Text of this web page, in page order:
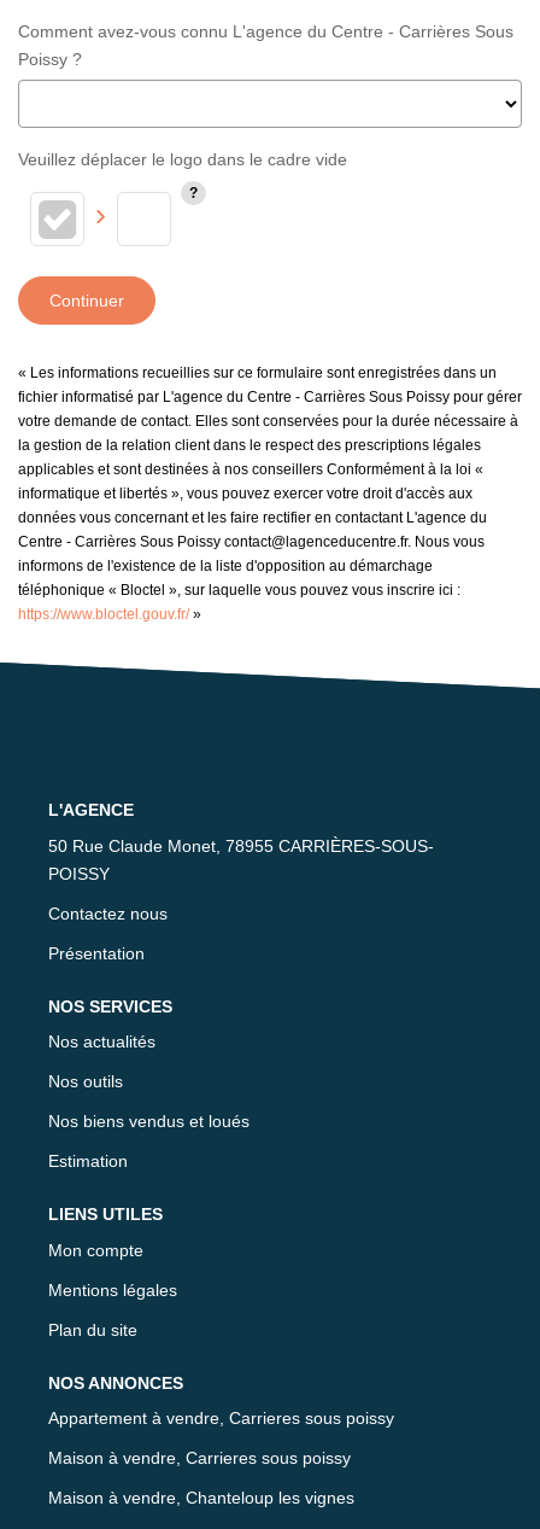
Comment avez-vous connu L'agence du Centre - Carrières Sous
Poissy ?
Veuillez déplacer le logo dans le cadre vide
Continuer
« Les informations recueillies sur ce formulaire sont enregistrées dans un
fichier informatisé par L'agence du Centre - Carrières Sous Poissy pour gérer
votre demande de contact. Elles sont conservées pour la durée nécessaire à
la gestion de la relation client dans le respect des prescriptions légales
applicables et sont destinées à nos conseillers Conformément à la loi «
informatique et libertés », vous pouvez exercer votre droit d'accès aux
données vous concernant et les faire rectifier en contactant L'agence du
Centre - Carrières Sous Poissy contact@lagenceducentre.fr. Nous vous
informons de l'existence de la liste d'opposition au démarchage
téléphonique « Bloctel », sur laquelle vous pouvez vous inscrire ici :
https://www.bloctel.gouv.fr/»
L'AGENCE
50 Rue Claude Monet, 78955 CARRIÈRES-SOUS-
POISSY
Contactez nous
Présentation
NOS SERVICES
Nos actualités
Nos outils
Nos biens vendus et loués
Estimation
LIENS UTILES
Mon compte
Mentions légales
Plan du site
NOS ANNONCES
Appartement à vendre, Carrieres sous poissy
Maison à vendre, Carrieres sous poissy
Maison à vendre, Chanteloup les vignes